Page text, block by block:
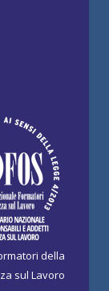
della
sul Lavoro